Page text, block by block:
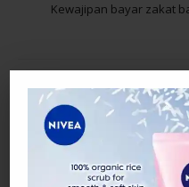
Kewajipan bayar zakat